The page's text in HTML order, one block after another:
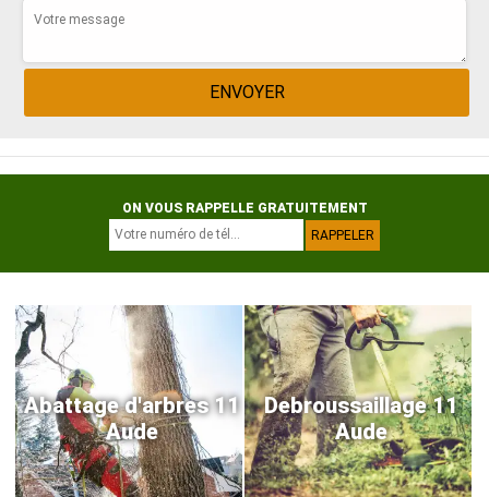
ON VOUS RAPPELLE GRATUITEMENT
Abattage d'arbres 11
Aude
Debroussaillage 11
Aude